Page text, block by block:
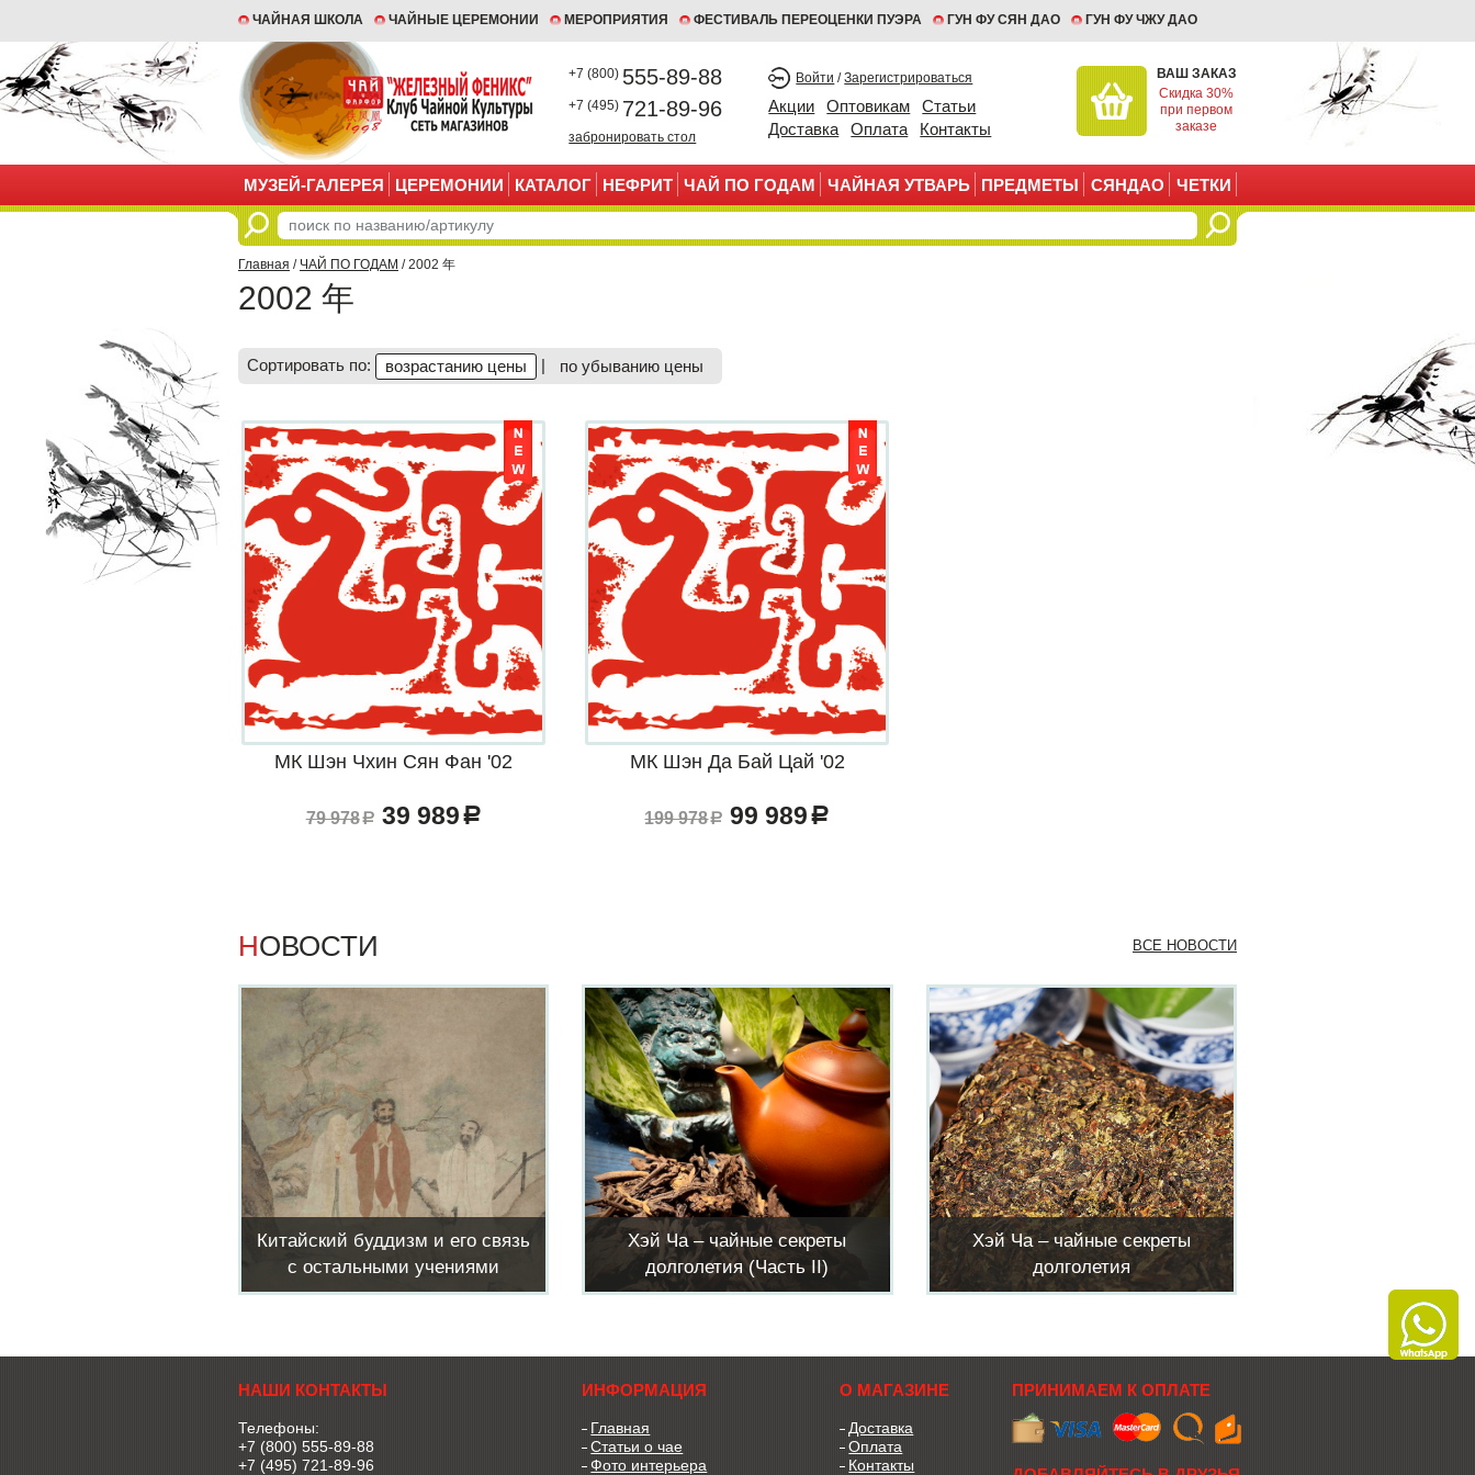
ЧАЙНАЯ ШКОЛА ЧАЙНЫЕ ЦЕРЕМОНИИ МЕРОПРИЯТИЯ ФЕСТИВАЛЬ ПЕРЕОЦЕНКИ ПУЭРА ГУН ФУ СЯН ДАО ГУН ФУ ЧЖУ ДАО
+7 (800) 555-89-88
+7 (495) 721-89-96
забронировать стол
Войти /Зарегистрироваться
Акции Оптовикам
Статьи
Доставка
Оплата Контакты
ВАШ ЗАКАЗ
Скидка 30%
при первом
заказе
МУЗЕЙ-ГАЛЕРЕЯ ЦЕРЕМОНИИ КАТАЛОГ НЕФРИТ ЧАЙ ПО ГОДАМ ЧАЙНАЯ УТВАРЬ ПРЕДМЕТЫ СЯНДАО ЧЕТКИ
Главная / ЧАЙ ПО ГОДАМ / 2002 年
2002 年
Сортировать по: возрастанию цены | по убыванию цены
МК Шэн Чхин Сян Фан '02
79 978a 39 989 a
МК Шэн Да Бай Цай '02
199 978a 99 989 a
НОВОСТИ ВСЕ НОВОСТИ
Китайский буддизм и его связь
с остальными учениями
Хэй Ча – чайные секреты
долголетия (Часть II)
Хэй Ча – чайные секреты
долголетия
НАШИ КОНТАКТЫ
Телефоны:
+7 (800) 555-89-88
+7 (495) 721-89-96
ИНФОРМАЦИЯ
Главная
Статьи о чае
Фото интерьера
О МАГАЗИНЕ
Доставка
Оплата
Контакты
ПРИНИМАЕМ К ОПЛАТЕ